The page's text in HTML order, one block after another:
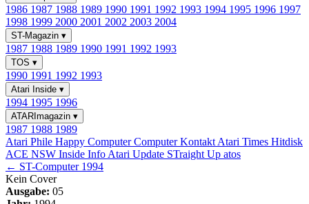
1986 1987 1988 1989 1990 1991 1992 1993 1994 1995 1996 1997
1998 1999 2000 2001 2002 2003 2004
ST-Magazin ▾
1987 1988 1989 1990 1991 1992 1993
TOS ▾
1990 1991 1992 1993
Atari Inside ▾
1994 1995 1996
ATARImagazin ▾
1987 1988 1989
Atari Phile Happy ComputerComputer Kontakt Atari Times Hitdisk
ACE NSW Inside Info Atari Update STraight Up atos
← ST-Computer 1994
Kein Cover
Ausgabe: 05